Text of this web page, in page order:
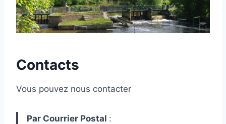
Contacts
Vous pouvez nous contacter
Par Courrier Postal :